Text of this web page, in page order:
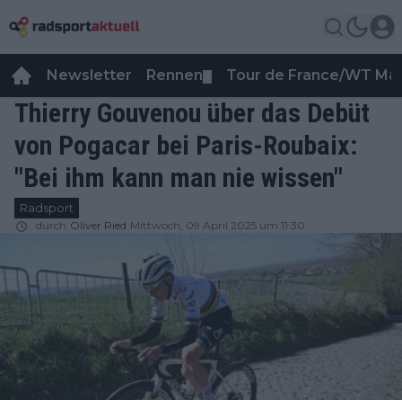
Newsletter Rennen Tour de France/WT
Thierry Gouvenou über das Debüt
von Pogacar bei Paris-Roubaix:
"Bei ihm kann man nie wissen"
Radsport
durch Oliver Ried Mittwoch, 09 April 2025 um 11:30